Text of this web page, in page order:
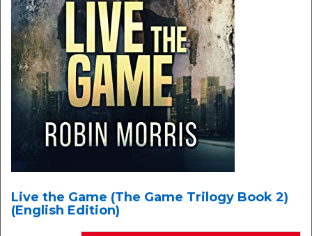
Live the Game (The Game Trilogy Book 2)
(English Edition)